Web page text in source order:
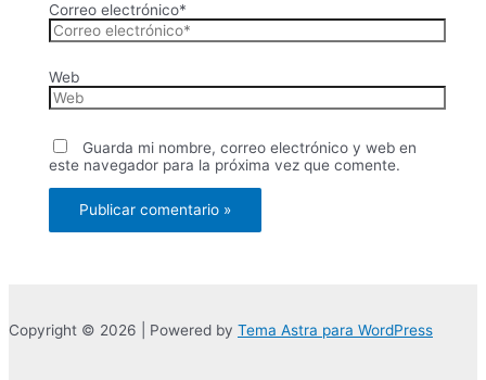
Correo electrónico*
Web
Guarda mi nombre, correo electrónico y web en
este navegador para la próxima vez que comente.
Copyright © 2026 | Powered by Tema Astra para WordPress